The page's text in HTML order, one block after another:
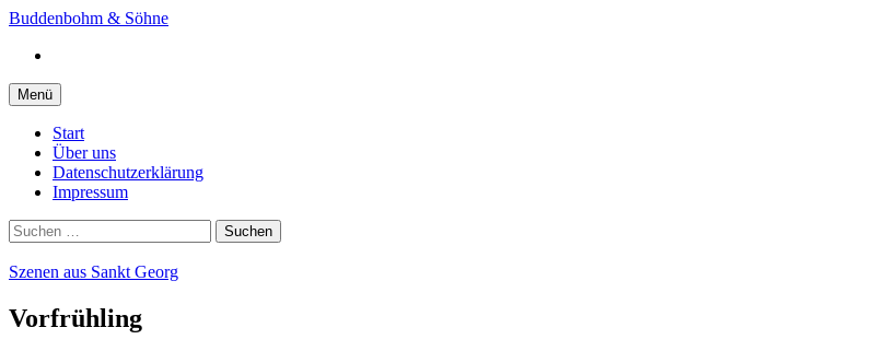
Springe
Inhalt
Buddenbohm & Söhne
Menü
Start
Über uns
Datenschutzerklärung
Impressum
Suchen
nach:
Szenen aus Sankt Georg
Vorfrühling